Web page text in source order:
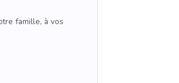
famille, à vos